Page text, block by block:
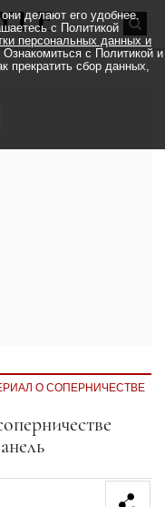
О СОПЕРНИЧЕСТВЕ
делают его удобнее.
с Политикой
персональных данных и
Ознакомиться с Политикой и
прекратить сбор данных,